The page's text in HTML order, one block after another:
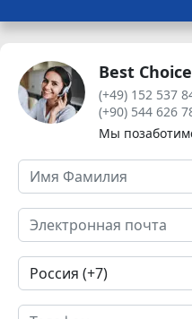
Best
(+49) 152 537
(+90) 544 626
Мы